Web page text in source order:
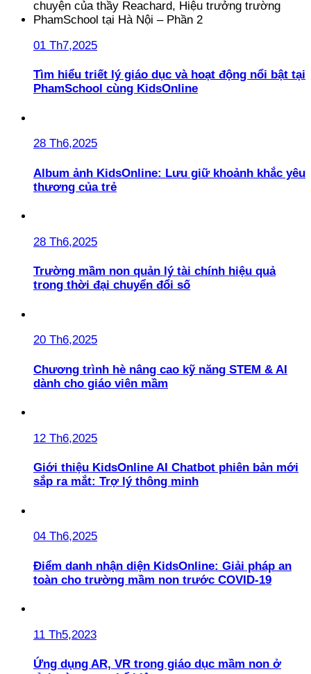
01 Th7,2025
Tìm hiểu triết lý giáo dục và hoạt động nổi bật tại
PhamSchool cùng KidsOnline
28 Th6,2025
Album ảnh KidsOnline: Lưu giữ khoảnh khắc yêu
thương của trẻ
28 Th6,2025
Trường mầm non quản lý tài chính hiệu quả
trong thời đại chuyển đổi số
20 Th6,2025
Chương trình hè nâng cao kỹ năng STEM & AI
dành cho giáo viên mầm
12 Th6,2025
Giới thiệu KidsOnline AI Chatbot phiên bản mới
sắp ra mắt: Trợ lý thông minh
04 Th6,2025
Điểm danh nhận diện KidsOnline: Giải pháp an
toàn cho trường mầm non trước COVID-19
11 Th5,2023
Ứng dụng AR, VR trong giáo dục mầm non ở